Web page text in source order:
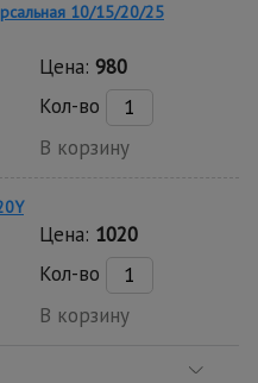
10/15/20/25
Цена: 980
Кол-во
В корзину
Цена: 1020
Кол-во
В корзину